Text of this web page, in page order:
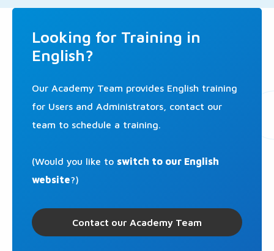
Looking for Training in
English?
Our Academy Team provides English training
for Users and Administrators, contact our
team to schedule a training.
(Would you like to switch to our English
website?)
Contact our Academy Team